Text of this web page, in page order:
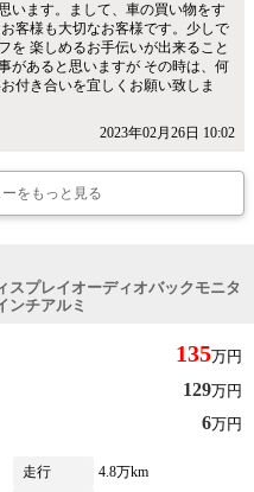
います。まして、車の買い物をす
客様も大切なお客様です。少しで
を 楽しめるお手伝いが出来ること
があると思いますが その時は、何
付き合いを宜しくお願い致しま
2023年02月26日 10:02
をもっと見る
プレイオーディオバックモニタ
ンチアルミ
135万円
129万円
6万円
走行
4.8万km